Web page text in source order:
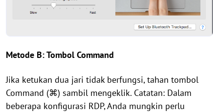
Metode B: Tombol Command
Jika ketukan dua jari tidak berfungsi, tahan tombol
Command (⌘) sambil mengeklik. Catatan: Dalam
beberapa konfigurasi RDP, Anda mungkin perlu